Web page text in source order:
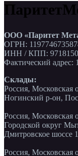
ООО «Паритет
ОГРН:
ИНН / КПП:
Фактический
Склады:
Россия, Московская
Ногинский р-он,
Россия, Московская
Городской округ
Дмитровское шоссе
Россия, Московская